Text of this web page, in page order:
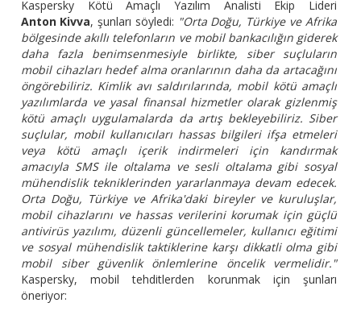
Kaspersky Kötü Amaçlı Yazılım Analisti Ekip Lideri
Anton Kivva, şunları söyledi: "Orta Doğu, Türkiye ve Afrika
bölgesinde akıllı telefonların ve mobil bankacılığın giderek
daha fazla benimsenmesiyle birlikte, siber suçluların
mobil cihazları hedef alma oranlarının daha da artacağını
öngörebiliriz. Kimlik avı saldırılarında, mobil kötü amaçlı
yazılımlarda ve yasal finansal hizmetler olarak gizlenmiş
kötü amaçlı uygulamalarda da artış bekleyebiliriz. Siber
suçlular, mobil kullanıcıları hassas bilgileri ifşa etmeleri
veya kötü amaçlı içerik indirmeleri için kandırmak
amacıyla SMS ile oltalama ve sesli oltalama gibi sosyal
mühendislik tekniklerinden yararlanmaya devam edecek.
Orta Doğu, Türkiye ve Afrika'daki bireyler ve kuruluşlar,
mobil cihazlarını ve hassas verilerini korumak için güçlü
antivirüs yazılımı, düzenli güncellemeler, kullanıcı eğitimi
ve sosyal mühendislik taktiklerine karşı dikkatli olma gibi
mobil siber güvenlik önlemlerine öncelik vermelidir."
Kaspersky, mobil tehditlerden korunmak için şunları
öneriyor: